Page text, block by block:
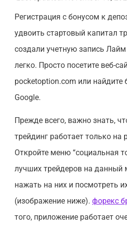
Регистрация с бонусом к
удвоить стартовый капитал
создали учетную запись
легко. Просто посетите веб-
pocketoption.com или найдите
Google.
Прежде всего, важно знать,
трейдинг работает только на
Откройте меню “социальная
лучших трейдеров на
нажать на них и посмотреть
(изображение ниже). форекс
того, приложение работает